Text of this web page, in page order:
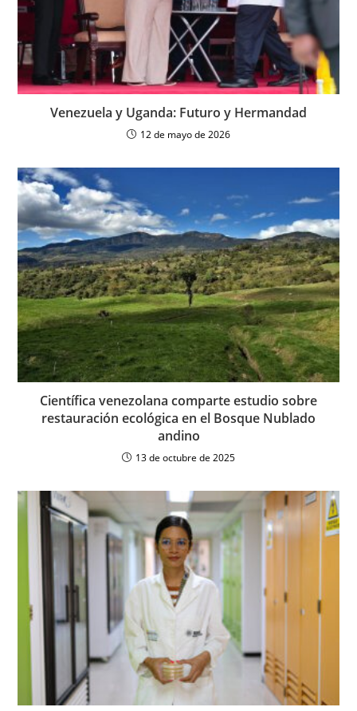
Venezuela y Uganda: Futuro y Hermandad
12 de mayo de 2026
Científica venezolana comparte estudio sobre
restauración ecológica en el Bosque Nublado
andino
13 de octubre de 2025